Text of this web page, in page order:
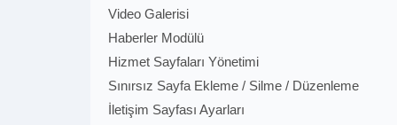
Video Galerisi
Haberler Modülü
Hizmet Sayfaları Yönetimi
Sınırsız Sayfa Ekleme / Silme / Düzenleme
İletişim Sayfası Ayarları